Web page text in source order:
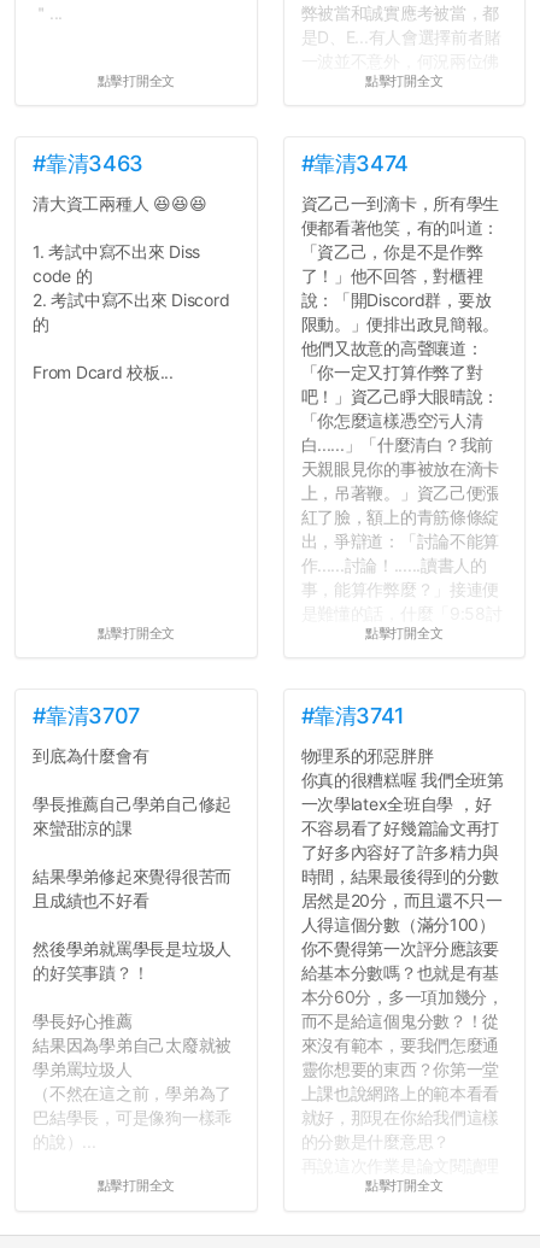
＂...
點擊打開全文
弊被當和誠實應考被當，都
是D、E...有人會選擇前者賭
心教授看起來要輕輕放下
長作弊的風氣。
反正老人我明天就要搬離新
竹，之後如何發展與我無
關，就當最後一天發個牢騷
吧XD，祝學弟妹們修課順利
~~...
點擊打開全文
#靠清3463
清大資工兩種人 😆😆😆
1. 考試中寫不出來 Diss
code 的
2. 考試中寫不出來 Discord
的
From Dcard 校板...
點擊打開全文
#靠清3474
資乙己一到滴卡，所有學生
便都看著他笑，有的叫道：
「資乙己，你是不是作弊
了！」他不回答，對櫃裡
說：「開Discord群，要放
限動。」便排出政見簡報。
他們又故意的高聲嚷道：
「你一定又打算作弊了對
吧！」資乙己睜大眼晴說：
「你怎麼這樣憑空污人清
白......」「什麼清白？我前
天親眼見你的事被放在滴卡
上，吊著鞭。」資乙己便漲
紅了臉，額上的青筋條條綻
出，爭辯道：「討論不能算
作......討論！......讀書人的
事，能算作弊麼？」接連便
論考題難度」，什麼「名譽
的空氣。...
點擊打開全文
#靠清3707
到底為什麼會有
學長推薦自己學弟自己修起
來蠻甜涼的課
結果學弟修起來覺得很苦而
且成績也不好看
然後學弟就罵學長是垃圾人
的好笑事蹟？！
學長好心推薦
結果因為學弟自己太廢就被
學弟罵垃圾人
（不然在這之前，學弟為了
巴結學長，可是像狗一樣乖
的說）...
點擊打開全文
#靠清3741
物理系的邪惡胖胖
你真的很糟糕喔 我們全班第
一次學latex全班自學 ，好
不容易看了好幾篇論文再打
了好多內容好了許多精力與
時間，結果最後得到的分數
居然是20分，而且還不只一
人得這個分數（滿分100）
你不覺得第一次評分應該要
給基本分數嗎？也就是有基
本分60分，多一項加幾分，
而不是給這個鬼分數？！從
來沒有範本，要我們怎麼通
靈你想要的東西？你第一堂
上課也說網路上的範本看看
就好，那現在你給我們這樣
的分數是什麼意思？
再說這次作業是論文閱讀理
解與評論，既然已經寫下實
景，最後你憑什麼只給我們
點擊打開全文